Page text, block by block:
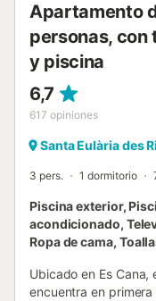
Apartamento
personas, con
y piscina
6,7
617 opiniones
Santa Eulària des
3 pers. 1 dormitorio
Piscina exterior,
acondicionado,
Ropa de cama,
Ubicado en Es
encuentra en